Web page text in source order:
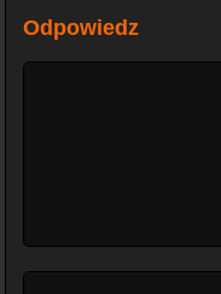
Odpowiedz